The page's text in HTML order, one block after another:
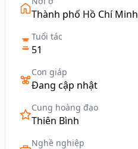
Thành phố Hồ Chí Minh
Tuổi tác
51
Con giáp
Đang cập nhật
Cung hoàng đạo
Thiên Bình
Nghề nghiệp